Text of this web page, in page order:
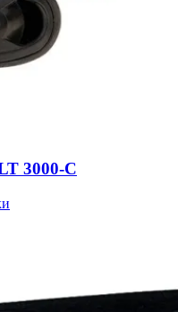
3000-C